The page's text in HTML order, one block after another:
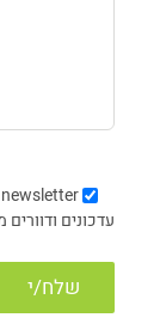
newsletter
עדכונים